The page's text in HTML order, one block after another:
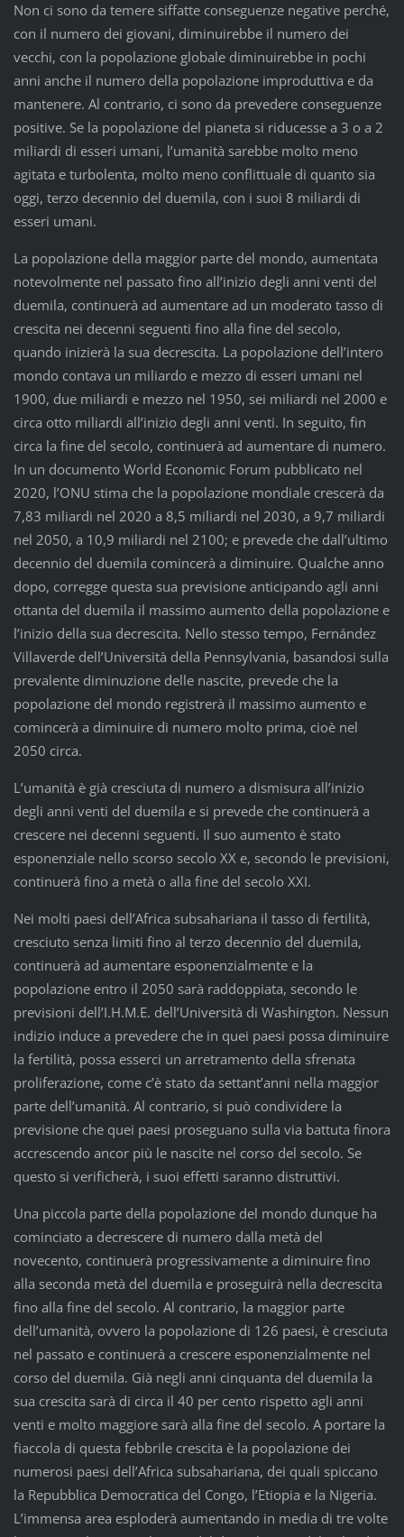
Non ci sono da temere siffatte conseguenze negative perché,
con il numero dei giovani, diminuirebbe il numero dei
vecchi, con la popolazione globale diminuirebbe in pochi
anni anche il numero della popolazione improduttiva e da
mantenere. Al contrario, ci sono da prevedere conseguenze
positive. Se la popolazione del pianeta si riducesse a 3 o a 2
miliardi di esseri umani, l’umanità sarebbe molto meno
agitata e turbolenta, molto meno conflittuale di quanto sia
oggi, terzo decennio del duemila, con i suoi 8 miliardi di
esseri umani.
La popolazione della maggior parte del mondo, aumentata
notevolmente nel passato fino all’inizio degli anni venti del
duemila, continuerà ad aumentare ad un moderato tasso di
crescita nei decenni seguenti fino alla fine del secolo,
quando inizierà la sua decrescita. La popolazione dell’intero
mondo contava un miliardo e mezzo di esseri umani nel
1900, due miliardi e mezzo nel 1950, sei miliardi nel 2000 e
circa otto miliardi all’inizio degli anni venti. In seguito, fin
circa la fine del secolo, continuerà ad aumentare di numero.
In un documento World Economic Forum pubblicato nel
2020, l’ONU stima che la popolazione mondiale crescerà da
7,83 miliardi nel 2020 a 8,5 miliardi nel 2030, a 9,7 miliardi
nel 2050, a 10,9 miliardi nel 2100; e prevede che dall’ultimo
decennio del duemila comincerà a diminuire. Qualche anno
dopo, corregge questa sua previsione anticipando agli anni
ottanta del duemila il massimo aumento della popolazione e
l’inizio della sua decrescita. Nello stesso tempo, Fernández
Villaverde dell’Università della Pennsylvania, basandosi sulla
prevalente diminuzione delle nascite, prevede che la
popolazione del mondo registrerà il massimo aumento e
comincerà a diminuire di numero molto prima, cioè nel
2050 circa.
L’umanità è già cresciuta di numero a dismisura all’inizio
degli anni venti del duemila e si prevede che continuerà a
crescere nei decenni seguenti. Il suo aumento è stato
esponenziale nello scorso secolo XX e, secondo le previsioni,
continuerà fino a metà o alla fine del secolo XXI.
Nei molti paesi dell’Africa subsahariana il tasso di fertilità,
cresciuto senza limiti fino al terzo decennio del duemila,
continuerà ad aumentare esponenzialmente e la
popolazione entro il 2050 sarà raddoppiata, secondo le
previsioni dell’I.H.M.E. dell’Università di Washington. Nessun
indizio induce a prevedere che in quei paesi possa diminuire
la fertilità, possa esserci un arretramento della sfrenata
proliferazione, come c’è stato da settant’anni nella maggior
parte dell’umanità. Al contrario, si può condividere la
previsione che quei paesi proseguano sulla via battuta finora
accrescendo ancor più le nascite nel corso del secolo. Se
questo si verificherà, i suoi effetti saranno distruttivi.
Una piccola parte della popolazione del mondo dunque ha
cominciato a decrescere di numero dalla metà del
novecento, continuerà progressivamente a diminuire fino
alla seconda metà del duemila e proseguirà nella decrescita
fino alla fine del secolo. Al contrario, la maggior parte
dell’umanità, ovvero la popolazione di 126 paesi, è cresciuta
nel passato e continuerà a crescere esponenzialmente nel
corso del duemila. Già negli anni cinquanta del duemila la
sua crescita sarà di circa il 40 per cento rispetto agli anni
venti e molto maggiore sarà alla fine del secolo. A portare la
fiaccola di questa febbrile crescita è la popolazione dei
numerosi paesi dell’Africa subsahariana, dei quali spiccano
la Repubblica Democratica del Congo, l’Etiopia e la Nigeria.
L’immensa area esploderà aumentando in media di tre volte